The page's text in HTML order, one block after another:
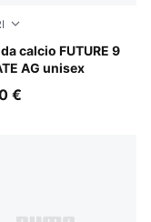
PUMA Black
calcio FUTURE 9
AG unisex
Almond-PUMA
€